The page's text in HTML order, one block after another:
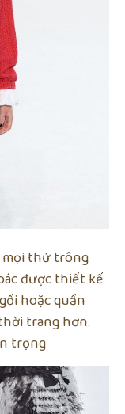
mọi thứ trông
được thiết kế
hoặc quần
trang hơn.
trọng